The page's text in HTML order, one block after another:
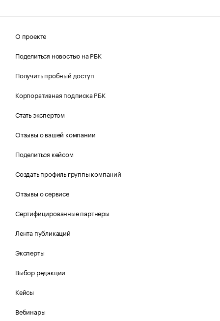
О проекте
Поделиться новостью на РБК
Получить пробный доступ
Корпоративная подписка РБК
Стать экспертом
Отзывы о вашей компании
Поделиться кейсом
Создать профиль группы компаний
Отзывы о сервисе
Сертифицированные партнеры
Лента публикаций
Эксперты
Выбор редакции
Кейсы
Вебинары